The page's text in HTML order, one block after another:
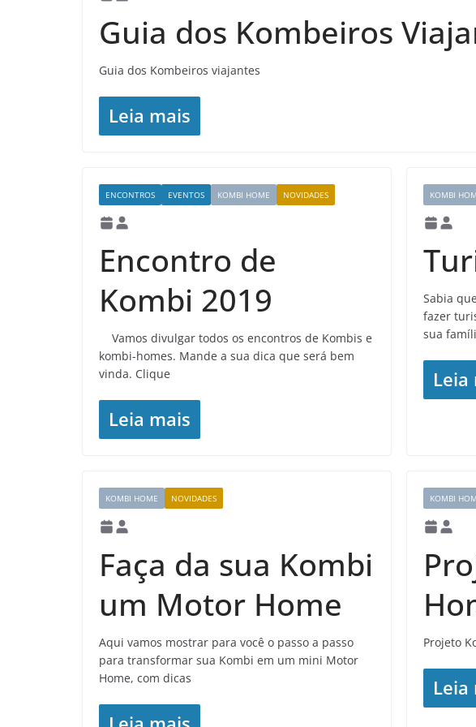
Guia dos Kombeiros
Guia dos Kombeiros viajantes
Leia mais
ENCONTROS EVENTOS KOMBI HOME NOVIDADES
Encontro de
Kombi 2019
Vamos divulgar todos os encontros de Kombis e
kombi-homes. Mande a sua dica que será bem
vinda. Clique
Leia mais
KOMBI
Sabia
fazer
sua
Leia
KOMBI HOME NOVIDADES
Faça da sua Kombi
um Motor Home
Aqui vamos mostrar para você o passo a passo
para transformar sua Kombi em um mini Motor
Home, com dicas
KOMBI
Projeto
Leia